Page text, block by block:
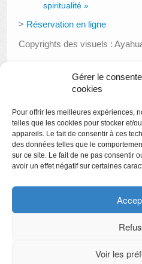
Gérer le
cookies
Pour offrir les meilleures expériences,
telles que les cookies pour stocker et/
appareils. Le fait de consentir à ces
des données telles que le
sur ce site. Le fait de ne pas consentir
avoir un effet négatif sur certaines
Voir les
spiritualité »
> Réservation en ligne
Copyrights des visuels :
Stage enfant « Petits
Festival
Copyright
Politique de confidentialité
Chartes des engagements des